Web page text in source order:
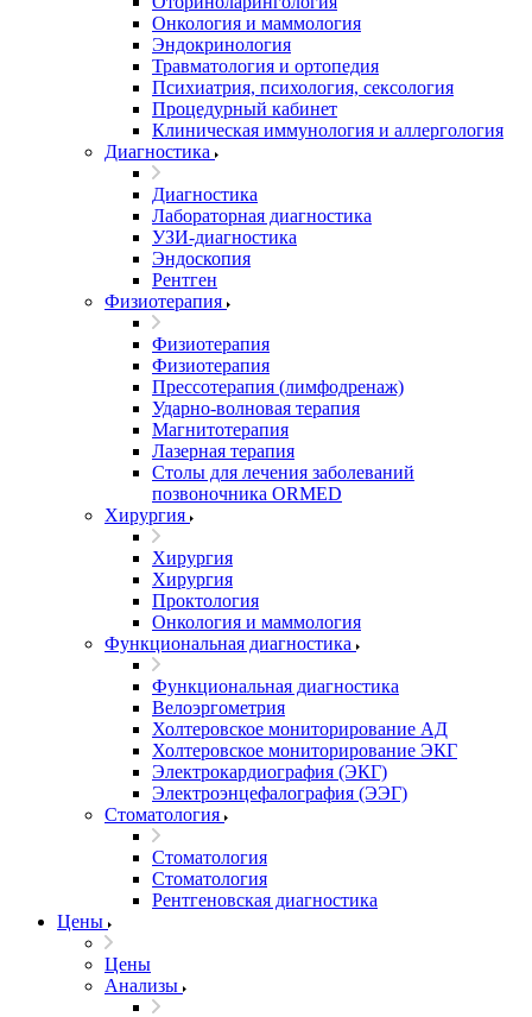
Онкология и маммология
Эндокринология
Травматология и ортопедия
Психиатрия, психология, сексология
Процедурный кабинет
Клиническая иммунология и аллергология
Диагностика
Диагностика
Лабораторная диагностика
УЗИ-диагностика
Эндоскопия
Рентген
Физиотерапия
Физиотерапия
Физиотерапия
Прессотерапия (лимфодренаж)
Ударно-волновая терапия
Магнитотерапия
Лазерная терапия
Столы для лечения заболеваний
позвоночника ORMED
Хирургия
Хирургия
Хирургия
Проктология
Онкология и маммология
Функциональная диагностика
Функциональная диагностика
Велоэргометрия
Холтеровское мониторирование АД
Холтеровское мониторирование ЭКГ
Электрокардиография (ЭКГ)
Электроэнцефалография (ЭЭГ)
Стоматология
Стоматология
Стоматология
Рентгеновская диагностика
Цены
Цены
Анализы